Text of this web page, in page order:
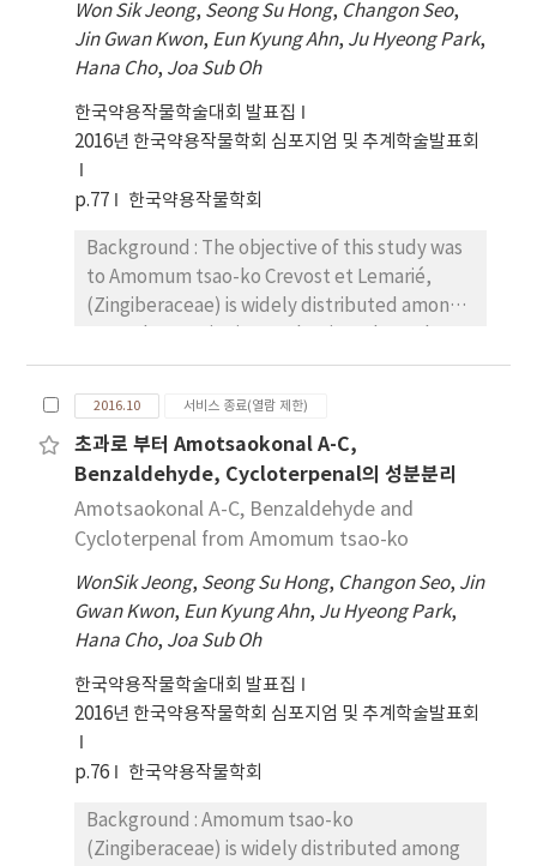
로 높 은 항산화 활성을 나타내었다. 산지별 가운데 가
장 높은 항산화 활성을 보인 인제산 곰취 50% EtOH
추출물로부 터 유효물질 5개(chlorogenic acid (1),
neochlorogenic acid (2), isochlorogenic acid A
(3), isochlorogenic acid B (4), isochlorogenic
활성을 분석한 결과, 인제산 곰취 50% EtOH 추출 물
acid B, isochlorogenic acid C)의 농도에 따라 높
은 DPPH 라디칼 소거능(89.76%, 92.72%)과
ABTS 라디칼 소거능(99.09%,98.95%)이 관찰되었
고, ORAC assay에서도 compound 4, 5에서 각각
362.56±5.91 μM TE/g, 362.35±1.92 μM TE/g 으
로 높은 항산화 활성을 나타내었다. 이러한 결과들을
통해 산지별 곰취 50% EtOH 추출물 가운데 인제산
추출물이 높 은 항산화 활성을 보유하는 것을 확인할
수 있었으며, 이러 한 인제산 곰취 추출물에는 높은 항
산화 활성 성분(compound 4: isochlorogenic
acid B, compound 5: isochlorogenic acid C)이
로 사용되고 있는 곰취의 항산화 활성을 보유한 기 능
성 소재로서의 활용을 위한 기초자료로 이용될 수 있
을 것으로 판단된다.
Won Sik Jeong, Seong Su Hong, Changon Seo,
Jin Gwan Kwon, Eun Kyung Ahn, Ju Hyeong Park,
Hana Cho, Joa Sub Oh
한국약용작물학술대회 발표집
2016년 한국약용작물학회 심포지엄 및 추계학술발표회
p.77 한국약용작물학회
Background : The objective of this study was
to Amomum tsao-ko Crevost et Lemarié,
(Zingiberaceae) is widely distributed among
Asia. It is a well known spice in Asia, produces
a nice refreshing effect in the mouth.
Additionally, it's dried fruit is used in
Traditional Chinese Medicine (TCM) for
cardiac diseases, edema, eye trouble, skin,
itch and impotence. The objective of this
study was evaluated the inhibitory activity on
Methods and Results : The fruits of A. tsao-ko
were extracted with 80% EtOH two times at
room temperature. The EtOH extract was
suspended in distilled water and partitioned
with solvent to give CH2Cl2, EtOAc and n-
hexane and partitioned with solvent to give
each fraction by column chromatography
separation and HPLC analysis. Consequently,
2016.10 서비스 종료(열람 제한)
초과로 부터 Amotsaokonal A-C,
Benzaldehyde, Cycloterpenal의 성분분리
Amotsaokonal A-C, Benzaldehyde and
Cycloterpenal from Amomum tsao-ko
WonSik Jeong, Seong Su Hong, Changon Seo, Jin
Gwan Kwon, Eun Kyung Ahn, Ju Hyeong Park,
Hana Cho, Joa Sub Oh
한국약용작물학술대회 발표집
2016년 한국약용작물학회 심포지엄 및 추계학술발표회
p.76 한국약용작물학회
Background : Amomum tsao-ko
(Zingiberaceae) is widely distributed among